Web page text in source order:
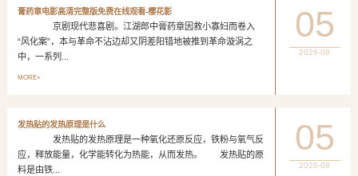
膏药章电影高清完整版免费在线观看-樱花影
京剧现代悲喜剧。江湖郎中膏药章因救小寡妇而卷入
“风化案”，本与革命不沾边却又阴差阳错地被推到革命漩涡之
中，一系列...
MORE+
05
2026-08
发热贴的发热原理是什么
发热贴的发热原理是一种氧化还原反应，铁粉与氧气反
应，释放能量，化学能转化为热能，从而发热。 发热贴的原
料是由铁...
05
2026-08